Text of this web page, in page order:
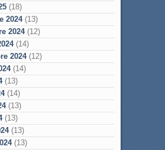
(18)
2024(13)
2024(12)
(14)
2024(12)
(14)
(13)
(14)
(13)
(13)
(13)
(13)